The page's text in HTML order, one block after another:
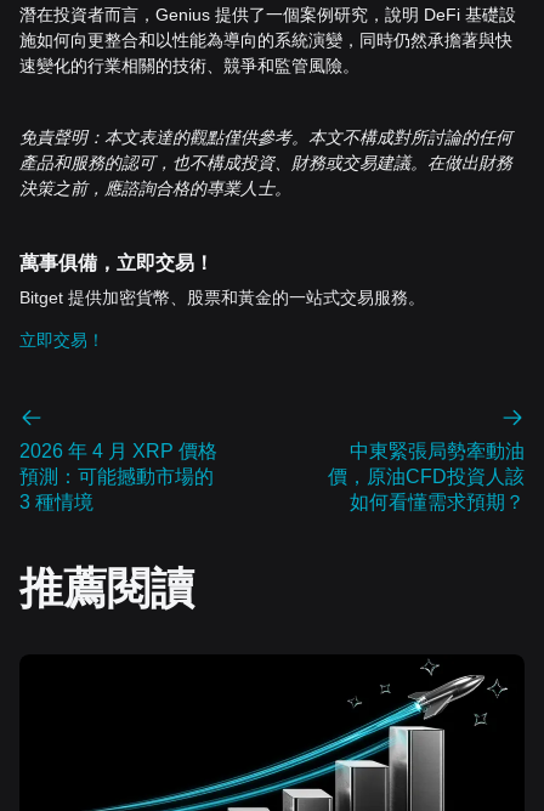
潛在投資者而言，Genius 提供了一個案例研究，說明 DeFi 基礎設
施如何向更整合和以性能為導向的系統演變，同時仍然承擔著與快
速變化的行業相關的技術、競爭和監管風險。
免責聲明：本文表達的觀點僅供參考。本文不構成對所討論的任何
產品和服務的認可，也不構成投資、財務或交易建議。在做出財務
決策之前，應諮詢合格的專業人士。
萬事俱備，立即交易！
Bitget 提供加密貨幣、股票和黃金的一站式交易服務。
立即交易！
2026 年 4 月 XRP 價格
預測：可能撼動市場的
3 種情境
中東緊張局勢牽動油
價，原油CFD投資人該
如何看懂需求預期？
推薦閱讀